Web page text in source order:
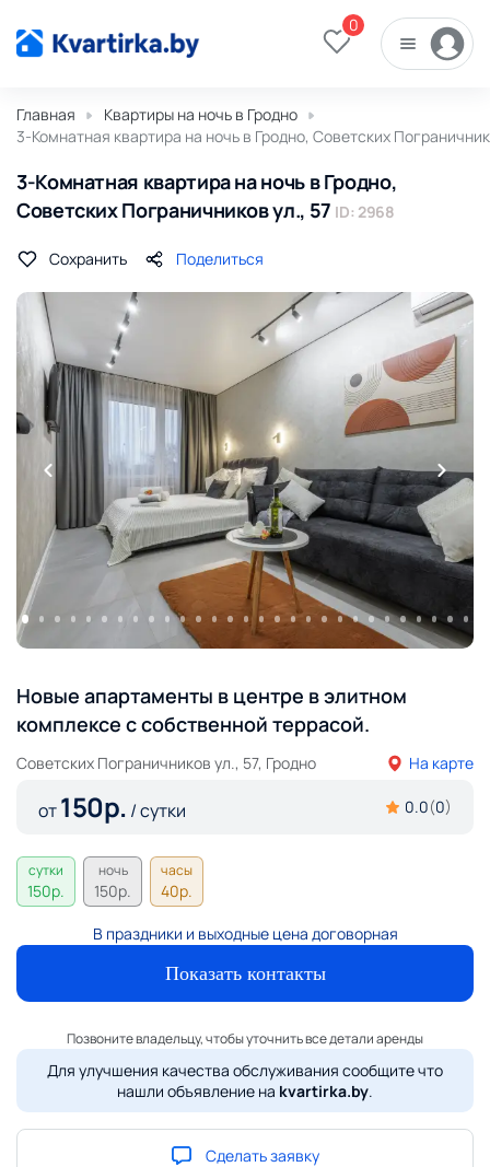
0
Главная
Квартиры на ночь в Гродно
3-Комнатная квартира на ночь в Гродно, Советских
3-Комнатная квартира на ночь в Гродно,
Советских Пограничников ул., 57 ID: 2968
Сохранить Поделиться
Новые апартаменты в центре в элитном
комплексе с собственной террасой.
Советских Пограничников ул., 57, Гродно На карте
от150р. / сутки 0.0(0)
сутки
150р.
ночь
150р.
часы
40р.
В праздники и выходные цена договорная
Показать контакты
Позвоните владельцу, чтобы уточнить все детали аренды
Для улучшения качества обслуживания сообщите что
нашли объявление на kvartirka.by.
Сделать заявку